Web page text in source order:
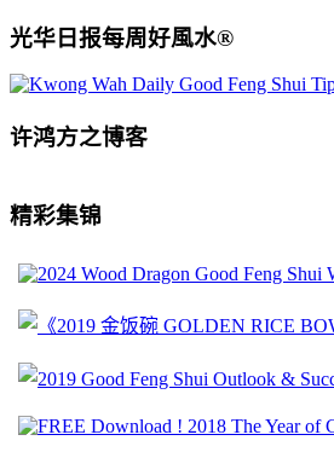
光华日报每周好風水®
许鸿方之博客
精彩集锦